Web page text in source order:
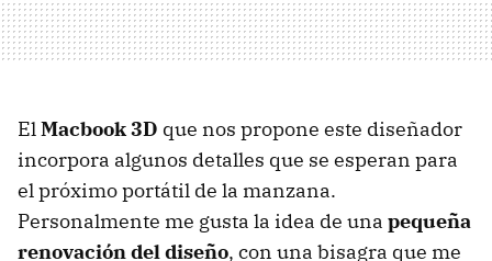
ElMacbook 3D que nos propone este diseñador
incorpora algunos detalles que se esperan para
el próximo portátil de la manzana.
Personalmente me gusta la idea de una pequeña
renovación del diseño, con una bisagra que me